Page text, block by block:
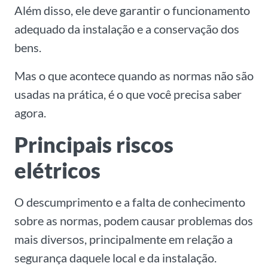
Além disso, ele deve garantiro funcionamento
adequado da instalação e a conservação dos
bens.
Mas o que acontece quando as normas não são
usadas na prática, é o que você precisa saber
agora.
Principais riscos
elétricos
O descumprimento e a falta de conhecimento
sobre as normas, podem causar problemas dos
mais diversos, principalmente em relação a
segurança daquele local e da instalação.